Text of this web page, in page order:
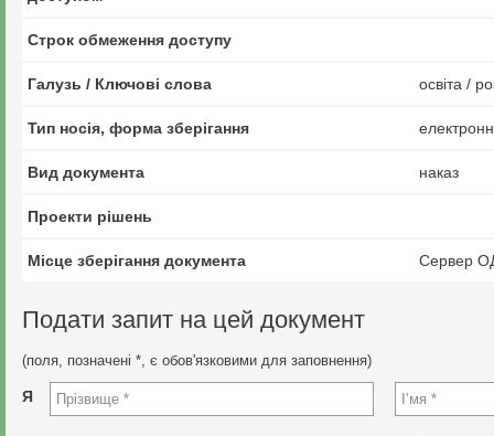
Строк обмеження доступу
Галузь / Ключові слова освіта /
Тип носія, форма зберігання
Вид документа наказ
Проекти рішень
Місце зберігання документа Сервер
Подати запит на цей документ
(поля, позначені *, є обов'язковими для заповнення)
Я